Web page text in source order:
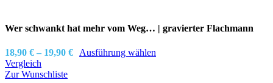
Wer schwankt hat mehr vom Weg… | gravierter Flachmann
18,90 € – 19,90 €
Ausführung wählen
Vergleich
Zur Wunschliste